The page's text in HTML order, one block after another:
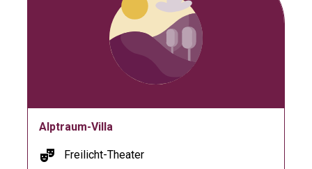
Alptraum-Villa
theater_comedy Freilicht-Theater